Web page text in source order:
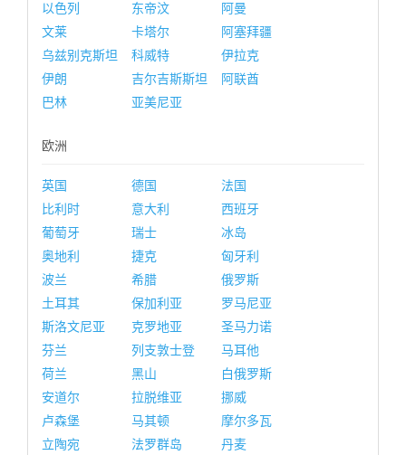
以色列
东帝汶
阿曼
文莱
卡塔尔
阿塞拜疆
乌兹别克斯坦
科威特
伊拉克
伊朗
吉尔吉斯斯坦
阿联酋
巴林
亚美尼亚
欧洲
英国 德国
法国
比利时
意大利
西班牙
葡萄牙
瑞士
冰岛
奥地利
捷克
匈牙利
波兰
希腊
俄罗斯
土耳其
保加利亚
罗马尼亚
斯洛文尼亚
克罗地亚
圣马力诺
芬兰
列支敦士登
马耳他
荷兰
黑山
白俄罗斯
安道尔
拉脱维亚
挪威
卢森堡
马其顿
摩尔多瓦
立陶宛
法罗群岛
丹麦